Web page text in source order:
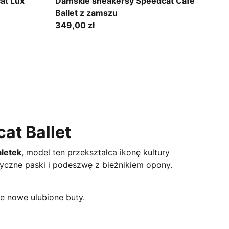
Ballet z zamszu
349,00 zł
Ballet
, model ten przekształca ikonę kultury
paski i podeszwę z bieżnikiem opony.
nowe ulubione buty.